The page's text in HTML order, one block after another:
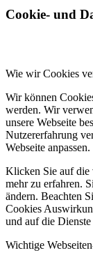
Cookie- und
Wie wir Cookies
Wir können
werden. Wir
unsere Webseite
Nutzererfahrung
Webseite anpassen.
Klicken Sie auf die
mehr zu erfahren.
ändern. Beachten
Cookies
und auf die
Wichtige